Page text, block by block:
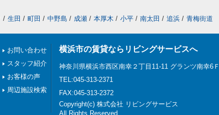
/ 生田 / 町田 / 中野島 / 成瀬 / 本厚木 / 小平 / 南太田 / 追浜 / 青梅街道
お問い合わせ
スタッフ紹介
お客様の声
周辺施設検索
横浜市の賃貸ならリビングサービスへ
神奈川県横浜市西区南幸２丁目11-11 グランツ南幸6Ｆ
TEL:045-313-2371
FAX:045-313-2372
Copyright(c) 株式会社 リビングサービス
All Rights Reserved.